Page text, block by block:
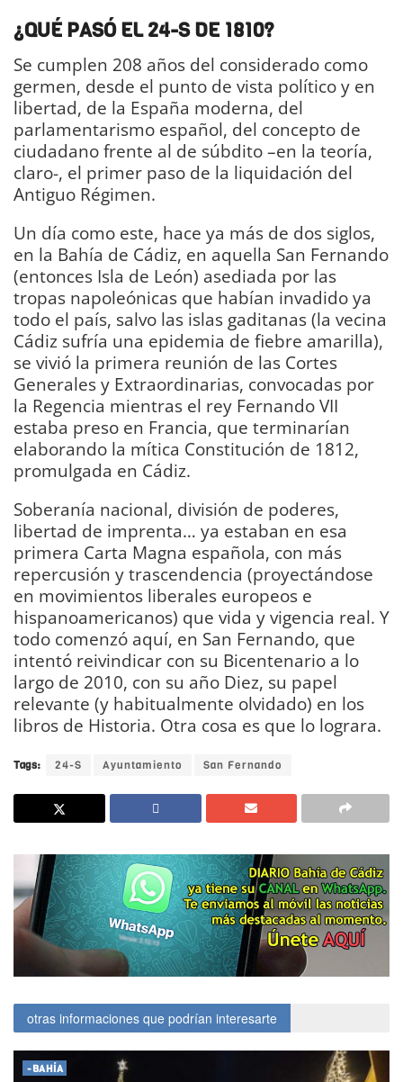
¿QUÉ PASÓ EL 24-S DE 1810?
Se cumplen 208 años del considerado como
germen, desde el punto de vista político y en
libertad, de la España moderna, del
parlamentarismo español, del concepto de
ciudadano frente al de súbdito –en la teoría,
claro-, el primer paso de la liquidación del
Antiguo Régimen.
Un día como este, hace ya más de dos siglos,
en la Bahía de Cádiz, en aquella San Fernando
(entonces Isla de León) asediada por las
tropas napoleónicas que habían invadido ya
todo el país, salvo las islas gaditanas (la vecina
Cádiz sufría una epidemia de fiebre amarilla),
se vivió la primera reunión de las Cortes
Generales y Extraordinarias, convocadas por
la Regencia mientras el rey Fernando VII
estaba preso en Francia, que terminarían
elaborando la mítica Constitución de 1812,
promulgada en Cádiz.
Soberanía nacional, división de poderes,
libertad de imprenta… ya estaban en esa
primera Carta Magna española, con más
repercusión y trascendencia (proyectándose
en movimientos liberales europeos e
hispanoamericanos) que vida y vigencia real. Y
todo comenzó aquí, en San Fernando, que
intentó reivindicar con su Bicentenario a lo
largo de 2010, con su año Diez, su papel
relevante (y habitualmente olvidado) en los
libros de Historia. Otra cosa es que lo lograra.
Tags: 24-S Ayuntamiento San Fernando
otras informaciones que podrían interesarte
-BAHÍA